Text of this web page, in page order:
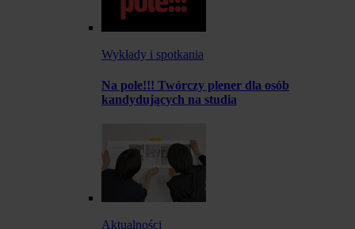
Wykłady i spotkania
Na pole!!! Twórczy plener dla osób
kandydujących na studia
Aktualności